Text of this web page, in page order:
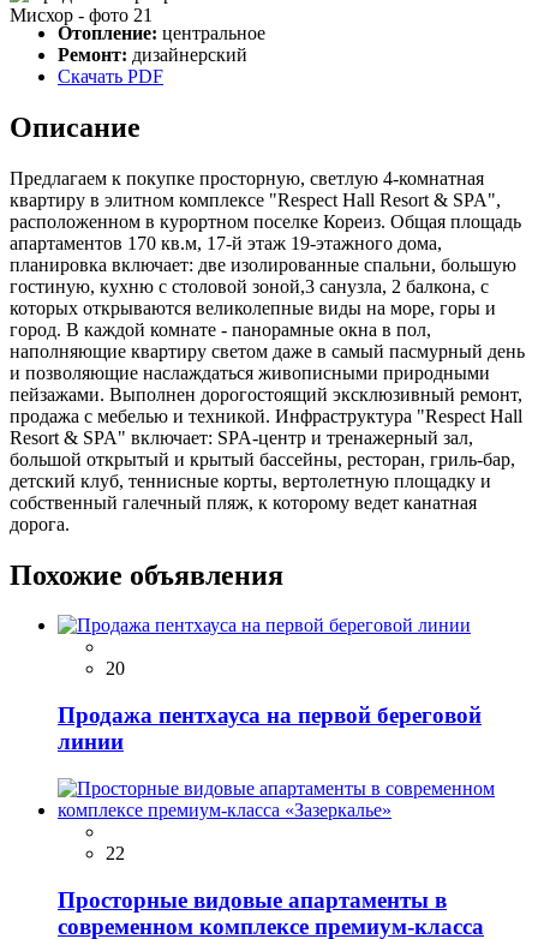
Отопление: центральное
Ремонт: дизайнерский
Скачать PDF
Описание
Предлагаем к покупке просторную, светлую 4-комнатная
квартиру в элитном комплексе "Respect Hall Resort & SPA",
расположенном в курортном поселке Кореиз. Общая площадь
апартаментов 170 кв.м, 17-й этаж 19-этажного дома,
планировка включает: две изолированные спальни, большую
гостиную, кухню с столовой зоной,3 санузла, 2 балкона, с
которых открываются великолепные виды на море, горы и
город. В каждой комнате - панорамные окна в пол,
наполняющие квартиру светом даже в самый пасмурный день
и позволяющие наслаждаться живописными природными
пейзажами. Выполнен дорогостоящий эксклюзивный ремонт,
продажа с мебелью и техникой. Инфраструктура "Respect Hall
Resort & SPA" включает: SPA-центр и тренажерный зал,
большой открытый и крытый бассейны, ресторан, гриль-бар,
детский клуб, теннисные корты, вертолетную площадку и
собственный галечный пляж, к которому ведет канатная
дорога.
Похожие объявления
20
Продажа пентхауса на первой береговой
линии
22
Просторные видовые апартаменты в
современном комплексе премиум-класса